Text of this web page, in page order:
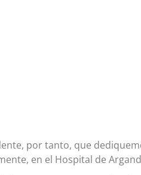
por tanto, que
en el Hospital de